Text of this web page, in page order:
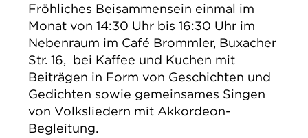
Fröhliches Beisammensein einmal im
Monat von 14:30 Uhr bis 16:30 Uhr im
Nebenraum im Café Brommler, Buxacher
Str. 16, bei Kaffee und Kuchen mit
Beiträgen in Form von Geschichten und
Gedichten sowie gemeinsames Singen
von Volksliedern mit Akkordeon-
Begleitung.